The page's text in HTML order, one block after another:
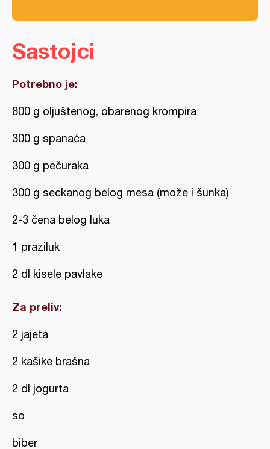
Sastojci
Potrebno je:
800 g oljuštenog, obarenog krompira
300 g spanaća
300 g pečuraka
300 g seckanog belog mesa (može i šunka)
2-3 čena belog luka
1 praziluk
2 dl kisele pavlake
Za preliv:
2 jajeta
2 kašike brašna
2 dl jogurta
so
biber